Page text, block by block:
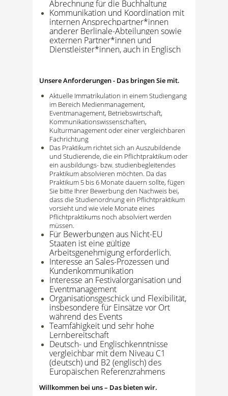
Abrechnung für die Buchhaltung
Kommunikation und Koordination mit
internen Ansprechpartner*innen
anderer Berlinale-Abteilungen sowie
externen Partner*innen und
Dienstleister*innen, auch in Englisch
Unsere Anforderungen - Das bringen Sie mit.
Aktuelle Immatrikulation in einem Studiengang
im Bereich Medienmanagement,
Eventmanagement, Betriebswirtschaft,
Kommunikationswissenschaften,
Kulturmanagement oder einer vergleichbaren
Fachrichtung
Das Praktikum richtet sich an Auszubildende
und Studierende, die ein Pflichtpraktikum oder
ein ausbildungs- bzw. studienbegleitendes
Praktikum absolvieren möchten. Da das
Praktikum 5 bis 6 Monate dauern sollte, fügen
Sie bitte Ihrer Bewerbung den Nachweis bei,
dass die Studienordnung ein Pflichtpraktikum
vorsieht und wie viele Monate eines
Pflichtpraktikums noch absolviert werden
müssen.
Für Bewerbungen aus Nicht-EU
Staaten ist eine gültige
Arbeitsgenehmigung erforderlich.
Interesse an Sales-Prozessen und
Kundenkommunikation
Interesse an Festivalorganisation und
Eventmanagement
Organisationsgeschick und Flexibilität,
insbesondere für Einsätze vor Ort
während des Events
Teamfähigkeit und sehr hohe
Lernbereitschaft
Deutsch- und Englischkenntnisse
vergleichbar mit dem Niveau C1
(deutsch) und B2 (englisch) des
Europäischen Referenzrahmens
Willkommen bei uns – Das bieten wir.